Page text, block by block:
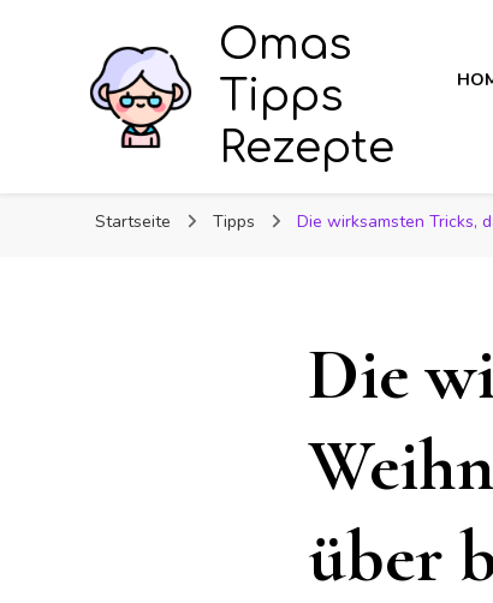
Omas
Tipps
Rezepte
Startseite Tipps Die wirksamsten Tricks,
Die
über